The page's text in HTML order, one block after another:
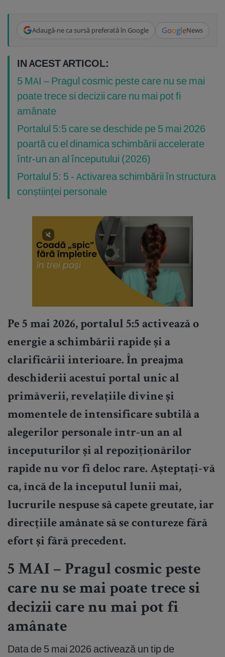
Adaugă-ne ca sursă preferată în Google GoogleNews
IN ACEST ARTICOL:
5 MAI – Pragul cosmic peste care nu se mai
poate trece si decizii care nu mai pot fi
amânate
Portalul 5:5 care se deschide pe 5 mai 2026
poartă cu el dinamica schimbării accelerate
într-un an al începutului (2026)
Portalul 5: 5 - Activarea schimbării în structura
conștiinței personale
Pe 5 mai 2026, portalul 5:5 activează o
energie a schimbării rapide și a
clarificării interioare. În preajma
deschiderii acestui portal unic al
primăverii, revelațiile divine și
momentele de intensificare subtilă a
alegerilor personale într-un an al
începuturilor și al repoziționărilor
rapide nu vor fi deloc rare. Așteptați-vă
ca, încă de la începutul lunii mai,
lucrurile nespuse să capete greutate, iar
direcțiile amânate să se contureze fără
efort și fără precedent.
5 MAI – Pragul cosmic peste
care nu se mai poate trece si
decizii care nu mai pot fi
amânate
Data de 5 mai 2026 activează un tip de